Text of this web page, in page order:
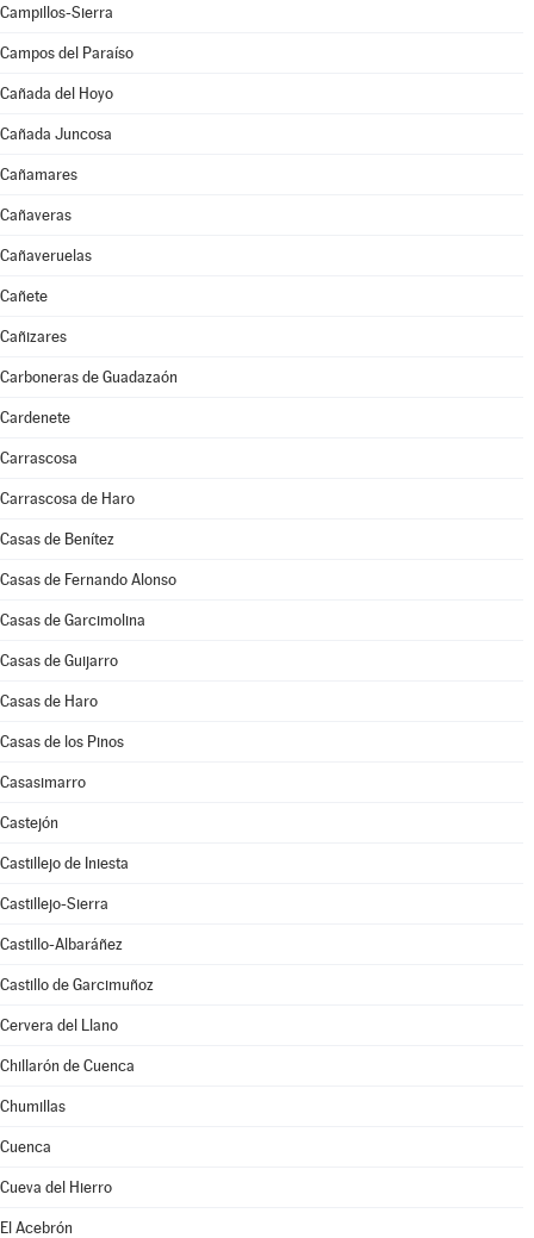
Campillos-Sierra
Campos del Paraíso
Cañada del Hoyo
Cañada Juncosa
Cañamares
Cañaveras
Cañaveruelas
Cañete
Cañizares
Carboneras de Guadazaón
Cardenete
Carrascosa
Carrascosa de Haro
Casas de Benítez
Casas de Fernando Alonso
Casas de Garcimolina
Casas de Guijarro
Casas de Haro
Casas de los Pinos
Casasimarro
Castejón
Castillejo de Iniesta
Castillejo-Sierra
Castillo-Albaráñez
Castillo de Garcimuñoz
Cervera del Llano
Chillarón de Cuenca
Chumillas
Cuenca
Cueva del Hierro
El Acebrón